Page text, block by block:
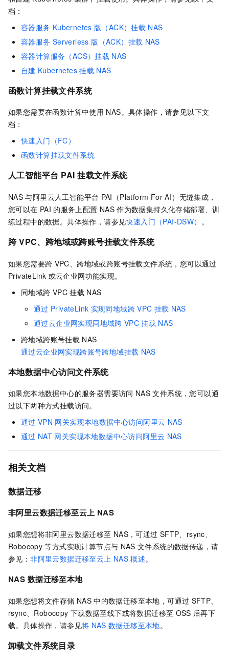
档：
容器服务 Kubernetes 版（ACK）挂载 NAS
容器服务 Serverless 版（ACK）挂载 NAS
容器计算服务（ACS）挂载 NAS
自建 Kubernetes 挂载 NAS
函数计算挂载文件系统
如果您需要在函数计算中使用 NAS。具体操作，请参见以下文
档：
快速入门（FC）
函数计算挂载文件系统
人工智能平台 PAI 挂载文件系统
NAS 与阿里云人工智能平台 PAI（Platform For AI）无缝集成，
您可以在 PAI 的服务上配置 NAS 作为数据集持久化存储部署、训
练过程中的数据。具体操作，请参见快速入门（PAI-DSW） 。
跨 VPC、跨地域或跨账号挂载文件系统
如果您需要跨 VPC、跨地域或跨账号挂载文件系统，您可以通过
PrivateLink 或云企业网功能实现。
同地域跨 VPC 挂载 NAS
通过 PrivateLink 实现同地域跨 VPC 挂载 NAS
通过云企业网实现同地域跨 VPC 挂载 NAS
跨地域跨账号挂载 NAS
通过云企业网实现跨账号跨地域挂载 NAS
本地数据中心访问文件系统
如果您本地数据中心的服务器需要访问 NAS 文件系统，您可以通
过以下两种方式挂载访问。
通过 VPN 网关实现本地数据中心访问阿里云 NAS
通过 NAT 网关实现本地数据中心访问阿里云 NAS
相关文档
数据迁移
非阿里云数据迁移至云上 NAS
如果您想将非阿里云数据迁移至 NAS，可通过 SFTP、rsync、
Robocopy 等方式实现计算节点与 NAS 文件系统的数据传递，请
参见：非阿里云数据迁移至云上 NAS 概述。
NAS 数据迁移至本地
如果您想将文件存储 NAS 中的数据迁移至本地，可通过 SFTP、
rsync、Robocopy 下载数据至线下或将数据迁移至 OSS 后再下
载。具体操作，请参见将 NAS 数据迁移至本地。
卸载文件系统目录